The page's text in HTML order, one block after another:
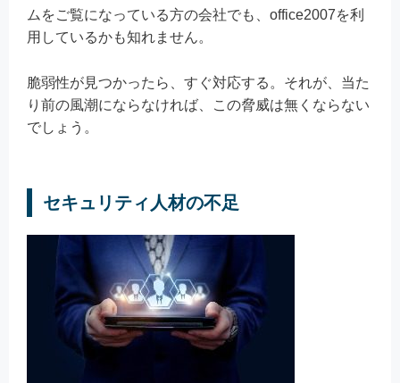
ムをご覧になっている方の会社でも、office2007を利
用しているかも知れません。
脆弱性が見つかったら、すぐ対応する。それが、当た
り前の風潮にならなければ、この脅威は無くならない
でしょう。
セキュリティ人材の不足